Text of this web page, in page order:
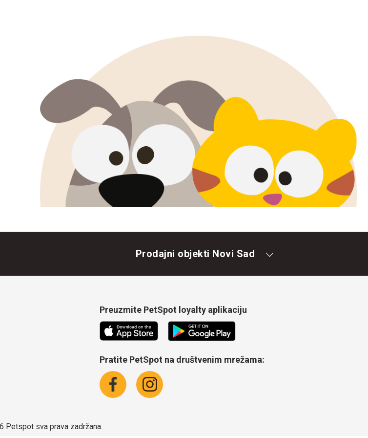
Prodajni objekti Novi Sad
Preuzmite PetSpot loyalty aplikaciju
Pratite PetSpot na društvenim mrežama:
2026 Petspot sva prava zadržana.